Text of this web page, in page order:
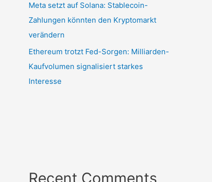
Meta setzt auf Solana: Stablecoin-
Zahlungen könnten den Kryptomarkt
verändern
Ethereum trotzt Fed-Sorgen: Milliarden-
Kaufvolumen signalisiert starkes
Interesse
Recent Comments